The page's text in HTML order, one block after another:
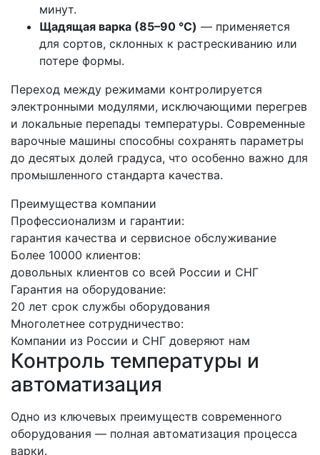
минут.
Щадящая варка (85–90 °C) — применяется
для сортов, склонных к растрескиванию или
потере формы.
Переход между режимами контролируется
электронными модулями, исключающими перегрев
и локальные перепады температуры. Современные
варочные машины способны сохранять параметры
до десятых долей градуса, что особенно важно для
промышленного стандарта качества.
Преимущества компании
Профессионализм и гарантии:
гарантия качества и сервисное обслуживание
Более 10000 клиентов:
довольных клиентов со всей России и СНГ
Гарантия на оборудование:
20 лет срок службы оборудования
Многолетнее сотрудничество:
Компании из России и СНГ доверяют нам
Контроль температуры и
автоматизация
Одно из ключевых преимуществ современного
оборудования — полная автоматизация процесса
варки.